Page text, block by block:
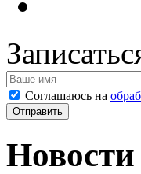
Соглашаюсь на